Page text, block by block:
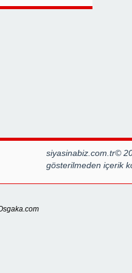
siyasinabiz.com.tr©
gösterilmeden içerik